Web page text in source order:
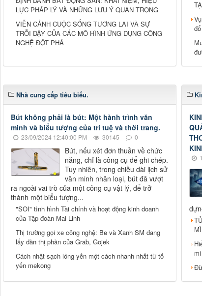
LỰC PHÁP LÝ VÀ NHỮNG LƯU Ý QUAN TRỌNG
VIỄN CẢNH CUỘC SỐNG TƯƠNG LAI VÀ SỰ
TRỖI DẬY CỦA CÁC MÔ HÌNH ỨNG DỤNG CÔNG
NGHỆ ĐỘT PHÁ
Nhà cung cấp tiêu biểu.
Bút không phải là bút: Một hành trình văn
minh và biểu tượng của trí tuệ và thời trang.
23/09/2024 12:40:00 PM 30145 0
Bút, nếu xét đơn thuần về chức
năng, chỉ là công cụ để ghi chép.
Tuy nhiên, trong chiều dài lịch sử
văn minh nhân loại, bút đã vượt
ra ngoài vai trò của một công cụ vật lý, để trở
thành một biểu tượng...
"SOI" tình hình Tài chính và hoạt động kinh doanh
của Tập đoàn Mai Linh
Thị trường gọi xe công nghệ: Be và Xanh SM đang
lấy dần thị phần của Grab, Gojek
Cách nhặt sạch lông yến một cách nhanh nhất từ tổ
yến mekong